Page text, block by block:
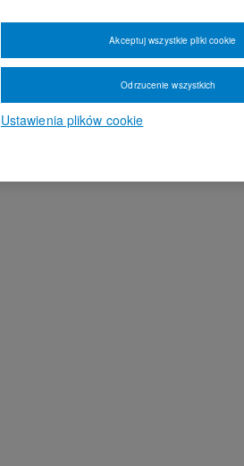
Ustawienia plików cookie
Odrzucenie wszystkich
Akceptuj wszystkie pliki cookie